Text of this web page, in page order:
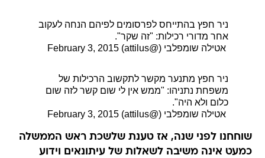
ניר חפץ בהתייחס לפרסומים לפיהם הנחה לעקוב
אחר מדורי רכילות: "זה שקר".
 אטילה שומפלבי (@attilus)
February 3, 2015
ניר חפץ מתנער מקשר לתקשוב הרכילות של
משפחת נתניהו: "ממש אין לי שום קשר לזה שום
כלום ולא היה".
 אטילה שומפלבי (@attilus)
February 3, 2015
שוחחנו לפני שנה, אז טענת שלשכת ראש הממשלה
כמעט אינה משיבה לשאלות של עיתונאים וידוע